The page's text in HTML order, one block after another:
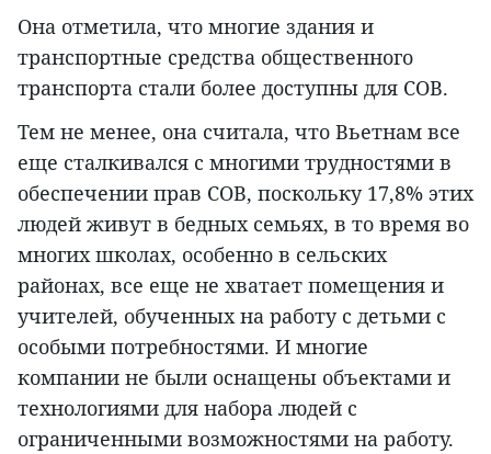
Она отметила, что многие здания и
транспортные средства общественного
транспорта стали более доступны для СОВ.
Тем не менее, она считала, что Вьетнам все
еще сталкивался с многими трудностями в
обеспечении прав СОВ, поскольку 17,8% этих
людей живут в бедных семьях, в то время во
многих школах, особенно в сельских
районах, все еще не хватает помещения и
учителей, обученных на работу с детьми с
особыми потребностями. И многие
компании не были оснащены объектами и
технологиями для набора людей с
ограниченными возможностями на работу.